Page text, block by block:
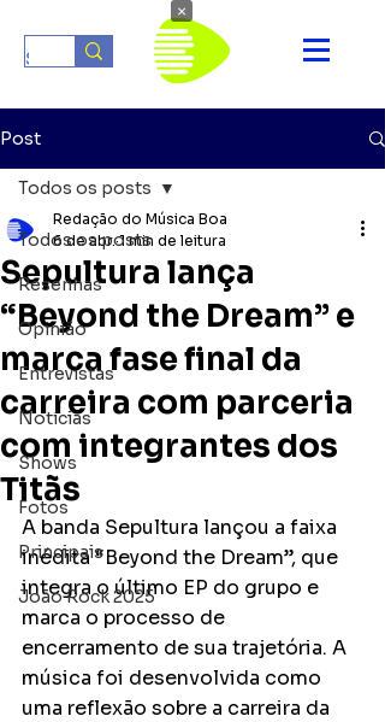
Post
Todos os posts
Resenhas
Opinião
Entrevistas
Notícias
Shows
Fotos
Principais
João Rock 2025
Todos os posts
Sepultura lança
“Beyond the Dream” e
marca fase final da
carreira com parceria
com integrantes dos
Titãs
Redação do Música Boa
6 de abr. 1 min de leitura
A banda Sepultura lançou a faixa
inédita “Beyond the Dream”, que
integra o último EP do grupo e
marca o processo de
encerramento de sua trajetória. A
música foi desenvolvida como
uma reflexão sobre a carreira da
×